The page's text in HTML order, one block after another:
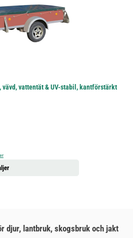
vattentät & UV-stabil, kantförstärkt
djur, lantbruk, skogsbruk och jakt